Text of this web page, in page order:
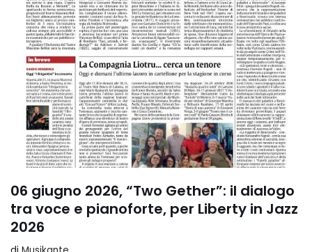
06 giugno 2026, “Two Gether”: il dialogo
tra voce e pianoforte, per Liberty in Jazz
2026